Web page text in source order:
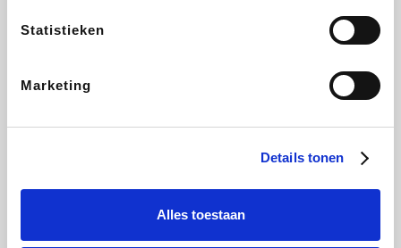
Statistieken
Marketing
Details tonen
Alles toestaan
Ekoi About You
My Jewellery Tennis Point Samsung Delonghi